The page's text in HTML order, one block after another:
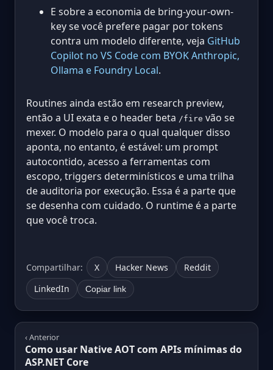
E sobre a economia de bring-your-own-
key se você prefere pagar por tokens
contra um modelo diferente, veja GitHub
Copilot no VS Code com BYOK Anthropic,
Ollama e Foundry Local.
Routines ainda estão em research preview,
então a UI exata e o header beta /fire vão se
mexer. O modelo para o qual qualquer disso
aponta, no entanto, é estável: um prompt
autocontido, acesso a ferramentas com
escopo, triggers determinísticos e uma trilha
de auditoria por execução. Essa é a parte que
se desenha com cuidado. O runtime é a parte
que você troca.
Compartilhar: X Hacker News
Reddit
LinkedIn
Copiar link
‹ Anterior
Como usar Native AOT com APIs mínimas do
ASP.NET Core